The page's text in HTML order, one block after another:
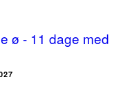
ø - 11 dage med